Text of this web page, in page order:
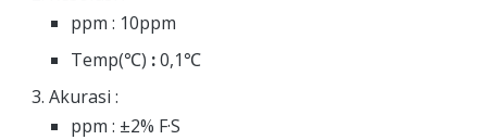
ppm : 10ppm
Temp(℃) :0,1℃
Akurasi :
ppm : ±2% F·S